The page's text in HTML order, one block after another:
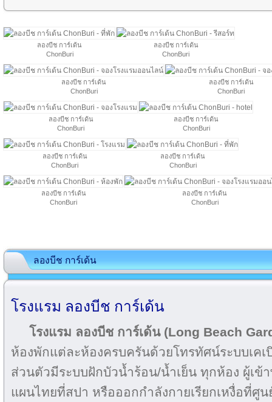
ลองบีช การ์เด้น
ChonBuri
ลองบีช การ์เด้น
ChonBuri
ลองบีช การ์เด้น
ChonBuri
ลองบีช การ์เด้น
ChonBuri
ลองบีช การ์เด้น
ChonBuri
ลองบีช การ์เด้น
ChonBuri
ลองบีช การ์เด้น
ChonBuri
ลองบีช การ์เด้น
ChonBuri
ลองบีช การ์เด้น
ChonBuri
ลองบีช การ์เด้น
ChonBuri
ลองบีช การ์เด้น
โรงแรม ลองบีช การ์เด้น
โรงแรม ลองบีช การ์เด้น (Long Beach
ห้องพักแต่ละห้องครบครันด้วยโทรทัศน์ระบบเค
ส่วนตัวมีระบบฝักบัวน้ำร้อน/น้ำเย็น ทุกห้อง ผู้เข้
แผนไทยที่สปา หรือออกกำลังกายเรียกเหงื่อที่ศู